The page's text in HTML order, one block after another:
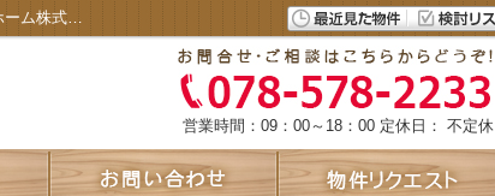
神戸市兵庫区のその他一覧ページ｜神戸の不動産情報や民泊・マンスリーのことならレイホーム株式会社
営業時間：09：00～18：00 定休日： 不定休